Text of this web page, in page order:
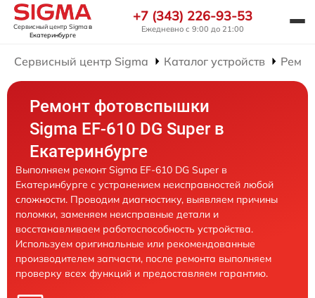
Сервисный центр Sigmaв
Екатеринбурге
+7 (343) 226-93-53
Ежедневно с 9:00 до 21:00
Сервисный центр Sigma Каталог устройств
Ремонт фотовспышки
Sigma EF-610 DG Super в
Екатеринбурге
Выполняем ремонт Sigma EF-610 DG Super в
Екатеринбурге с устранением неисправностей любой
сложности. Проводим диагностику, выявляем причины
поломки, заменяем неисправные детали и
восстанавливаем работоспособность устройства.
Используем оригинальные или рекомендованные
производителем запчасти, после ремонта выполняем
проверку всех функций и предоставляем гарантию.